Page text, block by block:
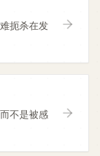
扼杀在发
不是被感